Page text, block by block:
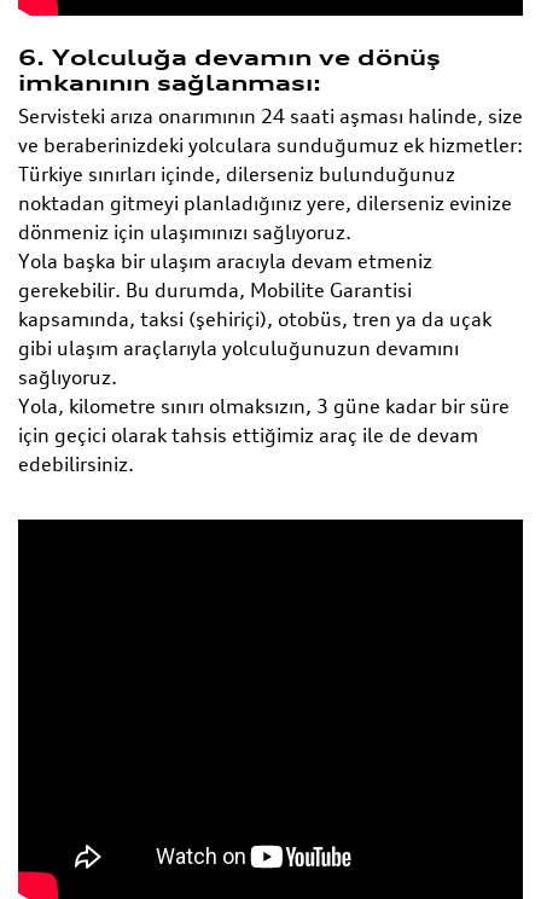
6. Yolculuğa devamın ve dönüş
imkanının sağlanması:
Servisteki arıza onarımının 24 saati aşması halinde, size
ve beraberinizdeki yolculara sunduğumuz ek hizmetler:
Türkiye sınırları içinde, dilerseniz bulunduğunuz
noktadan gitmeyi planladığınız yere, dilerseniz evinize
dönmeniz için ulaşımınızı sağlıyoruz.
Yola başka bir ulaşım aracıyla devam etmeniz
gerekebilir. Bu durumda, Mobilite Garantisi
kapsamında, taksi (şehiriçi), otobüs, tren ya da uçak
gibi ulaşım araçlarıyla yolculuğunuzun devamını
sağlıyoruz.
Yola, kilometre sınırı olmaksızın, 3 güne kadar bir süre
için geçici olarak tahsis ettiğimiz araç ile de devam
edebilirsiniz.